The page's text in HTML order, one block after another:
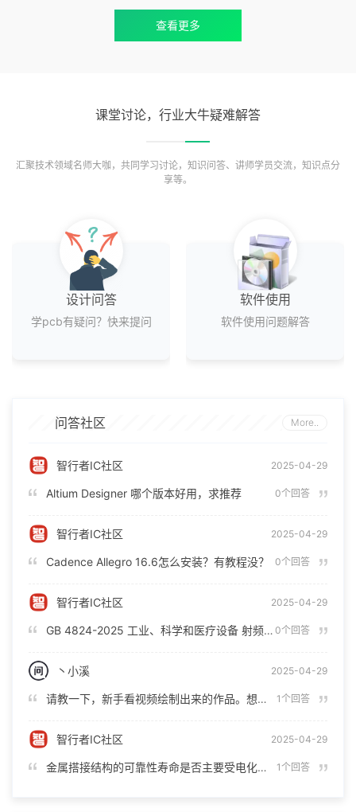
查看更多
课堂讨论，行业大牛疑难解答
汇聚技术领域名师大咖，共同学习讨论，知识问答、讲师学员交流，知识点分
享等。
设计问答
学pcb有疑问？快来提问
软件使用
软件使用问题解答
问答社区 More..
智行者IC社区 2025-04-29
Altium Designer 哪个版本好用，求推荐 0个回答
智行者IC社区 2025-04-29
Cadence Allegro 16.6怎么安装？有教程没？ 0个回答
智行者IC社区 2025-04-29
GB 4824-2025 工业、科学和医疗设备 射频骚扰特性 限值和测量方法 0个回答
丶小溪 2025-04-29
请教一下，新手看视频绘制出来的作品。想请老师们指点指点，应该发在哪个板块呢？ 1个回答
智行者IC社区 2025-04-29
金属搭接结构的可靠性寿命是否主要受电化学腐蚀和湿度控制？ 1个回答